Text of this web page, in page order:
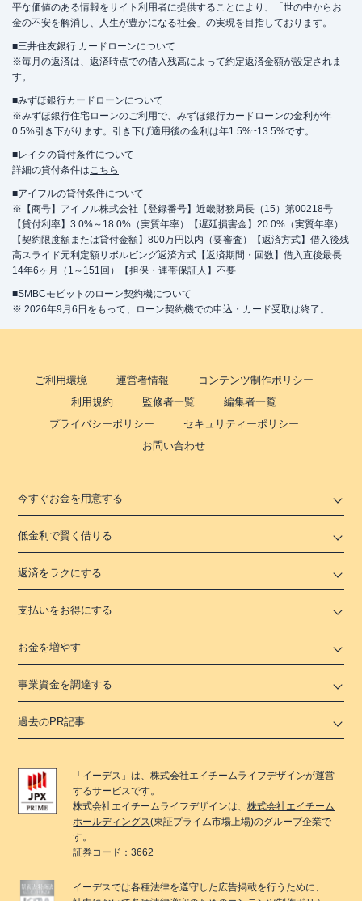
平な価値のある情報をサイト利用者に提供することにより、「世の中からお
金の不安を解消し、人生が豊かになる社会」の実現を目指しております。
■三井住友銀行 カードローンについて
※毎月の返済は、返済時点での借入残高によって約定返済金額が設定されま
す。
■みずほ銀行カードローンについて
※みずほ銀行住宅ローンのご利用で、みずほ銀行カードローンの金利が年
0.5%引き下がります。引き下げ適用後の金利は年1.5%~13.5%です。
■レイクの貸付条件について
詳細の貸付条件はこちら
■アイフルの貸付条件について
※【商号】アイフル株式会社【登録番号】近畿財務局長（15）第00218号
【貸付利率】3.0%～18.0%（実質年率）【遅延損害金】20.0%（実質年率）
【契約限度額または貸付金額】800万円以内（要審査）【返済方式】借入後残
高スライド元利定額リボルビング返済方式【返済期間・回数】借入直後最長
14年6ヶ月（1～151回）【担保・連帯保証人】不要
■SMBCモビットのローン契約機について
※ 2026年9月6日をもって、ローン契約機での申込・カード受取は終了。
ご利用環境 運営者情報
コンテンツ制作ポリシー
利用規約
監修者一覧
編集者一覧
プライバシーポリシー
セキュリティーポリシー
お問い合わせ
今すぐお金を用意する
低金利で賢く借りる
返済をラクにする
支払いをお得にする
お金を増やす
事業資金を調達する
過去のPR記事
「 イーデス 」は、株式会社エイチームライフデザインが運営
するサービスです。
株式会社エイチームライフデザインは、株式会社エイチーム
ホールディングス(東証プライム市場上場)のグループ企業で
す。
証券コード：3662
イーデスでは各種法律を遵守した広告掲載を行うために、